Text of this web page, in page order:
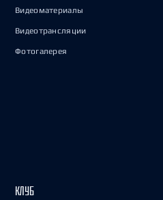
Видеоматериалы
Видеотрансляции
Фотогалерея
КЛУБ